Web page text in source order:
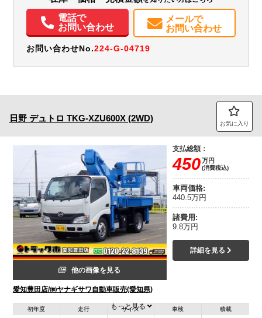
バックモニター 取扱説明書（一部含む）
電話で
お問い合わせ
メールで
お問い合わせ
お問い合わせNo.224-G-04719
日野 デュトロ TKG-XZU600X (2WD) お気に入り
他の画像を見る
愛知豊田店/㈱ヤナギサワ自動車販売(愛知県)
支払総額：
450万円
(消費税込)
車両価格:
440.5万円
諸費用:
9.8万円
詳細を見る
初年度 走行 サイズ 車検 積載
もっと見る